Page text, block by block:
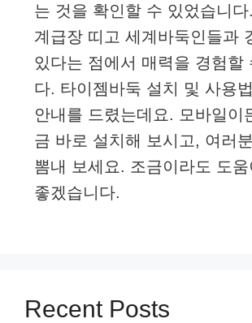
는 것을 확인할 수 있었습니
계급장 띠고 세계바둑인들과
있다는 점에서 매력을 경험할
다. 타이젬바둑 설치 및 사용
안내를 드렸는데요. 모바일이
금 바로 설치해 보시고, 여러
뽐내 보세요. 조금이라도 도움
좋겠습니다.
Recent Posts